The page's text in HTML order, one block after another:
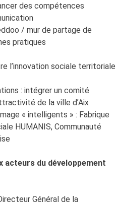
des compétences
/ mur de partage de
pratiques
l’innovation sociale territoriale
: intégrer un comité
de la ville d’Aix
« intelligents » : Fabrique
HUMANIS, Communauté
acteurs du développement
Général de la